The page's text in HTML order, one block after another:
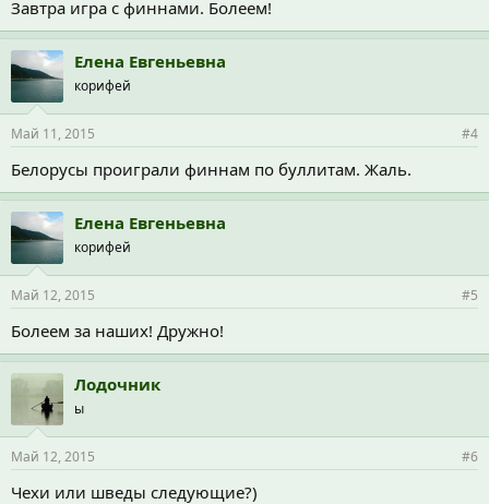
Завтра игра с финнами. Болеем!
Елена Евгеньевна
корифей
Май 11, 2015 #4
Белорусы проиграли финнам по буллитам. Жаль.
Елена Евгеньевна
корифей
Май 12, 2015 #5
Болеем за наших! Дружно!
Лодочник
ы
Май 12, 2015 #6
Чехи или шведы следующие?)